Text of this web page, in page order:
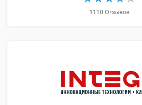
1110 Отзывов